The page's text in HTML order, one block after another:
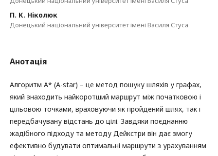
П. К. Ніколюк
Донецький національний університет імені Василя Стуса
Анотація
Алгоритм A* (A-star) – це метод пошуку шляхів у графах,
який знаходить найкоротший маршрут між початковою і
цільовою точками, враховуючи як пройдений шлях, так і
передбачувану відстань до цілі. Завдяки поєднанню
жадібного підходу та методу Дейкстри він дає змогу
ефективно будувати оптимальні маршрути з урахуванням